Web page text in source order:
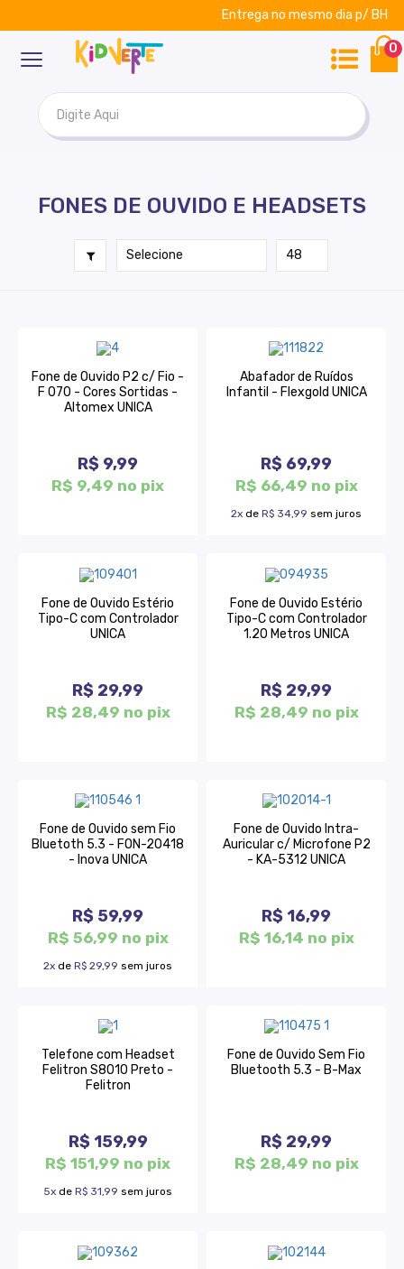
Entrega no mesmo dia p/ BH
0
Kidverte
FONES DE OUVIDO E HEADSETS
Fone de Ouvido P2 c/ Fio -
F 070 - Cores Sortidas -
Altomex UNICA
R$ 9,99
R$ 9,49 no pix
Abafador de Ruídos
Infantil - Flexgold UNICA
R$ 69,99
R$ 66,49 no pix
2x de R$ 34,99 sem juros
Fone de Ouvido Estério
Tipo-C com Controlador
UNICA
R$ 29,99
R$ 28,49 no pix
Fone de Ouvido Estério
Tipo-C com Controlador
1.20 Metros UNICA
R$ 29,99
R$ 28,49 no pix
Fone de Ouvido sem Fio
Bluetoth 5.3 - FON-20418
- Inova UNICA
R$ 59,99
R$ 56,99 no pix
2x de R$ 29,99 sem juros
Fone de Ouvido Intra-
Auricular c/ Microfone P2
- KA-5312 UNICA
R$ 16,99
R$ 16,14 no pix
Telefone com Headset
Felitron S8010 Preto -
Felitron
R$ 159,99
R$ 151,99 no pix
5x de R$ 31,99 sem juros
Fone de Ouvido Sem Fio
Bluetooth 5.3 - B-Max
R$ 29,99
R$ 28,49 no pix